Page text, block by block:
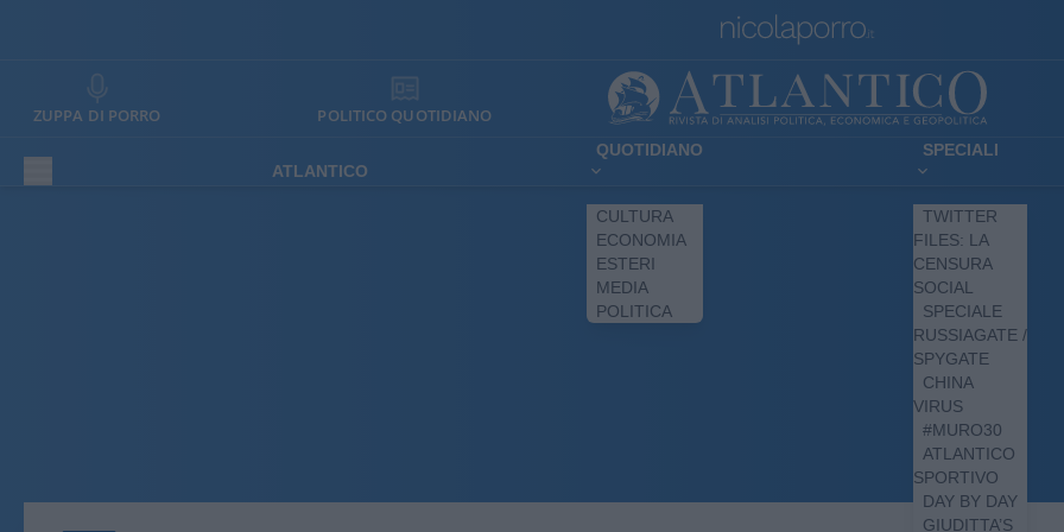
ZUPPA DI PORRO POLITICO QUOTIDIANO
ATLANTICO
QUOTIDIANO
CULTURA
ECONOMIA
ESTERI
MEDIA
POLITICA
SPECIALI
TWITTER
FILES: LA
CENSURA
SOCIAL
SPECIALE
RUSSIAGATE /
SPYGATE
CHINA
VIRUS
#MURO30
ATLANTICO
SPORTIVO
DAY BY DAY
GIUDITTA’S